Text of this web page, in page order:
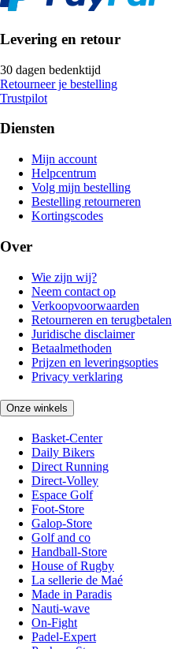
Levering en retour
30 dagen bedenktijd
Retourneer je bestelling
Trustpilot
Diensten
Mijn account
Helpcentrum
Volg mijn bestelling
Bestelling retourneren
Kortingscodes
Over
Wie zijn wij?
Neem contact op
Verkoopvoorwaarden
Retourneren en terugbetalen
Juridische disclaimer
Betaalmethoden
Prijzen en leveringsopties
Privacy verklaring
Onze winkels
Basket-Center
Daily Bikers
Direct Running
Direct-Volley
Espace Golf
Foot-Store
Galop-Store
Golf and co
Handball-Store
House of Rugby
La sellerie de Maé
Made in Paradis
Nauti-wave
On-Fight
Padel-Expert